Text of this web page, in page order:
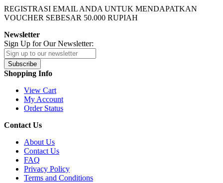
REGISTRASI EMAIL ANDA UNTUK MENDAPATKAN
VOUCHER SEBESAR 50.000 RUPIAH
Newsletter
Sign Up for Our Newsletter:
Subscribe
Shopping Info
View Cart
My Account
Order Status
Contact Us
About Us
Contact Us
FAQ
Privacy Policy
Terms and Conditions